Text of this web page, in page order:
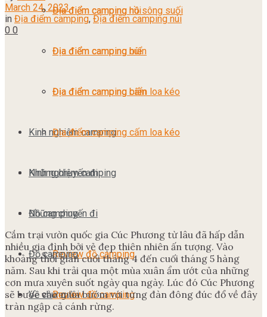
Địa điểm camping núi
Địa điểm camping biển
Địa điểm camping cấm loa kéo
Kinh nghiệm camping
Những chuyến đi
Đồ camping
Review đồ camping
Về chúng tôi
Địa điểm camping hồ sông suối
Địa điểm camping núi
Địa điểm camping biển
Địa điểm camping cấm loa kéo
Kinh nghiệm camping
Những chuyến đi
Đồ camping
Review đồ camping
March 24, 2023
in Địa điểm camping,Địa điểm camping núi
0 0
Cắm trại vườn quốc gia Cúc Phương từ lâu đã hấp dẫn
nhiều gia đình bởi vẻ đẹp thiên nhiên ấn tượng. Vào
khoảng thời gian cuối tháng 4 đến cuối tháng 5 hàng
năm. Sau khi trải qua một mùa xuân ẩm ướt của những
cơn mưa xuyên suốt ngày qua ngày. Lúc đó Cúc Phương
sẽ bước vào mùa bướm với từng đàn đông đúc đổ về đây
tràn ngập cả cánh rừng.